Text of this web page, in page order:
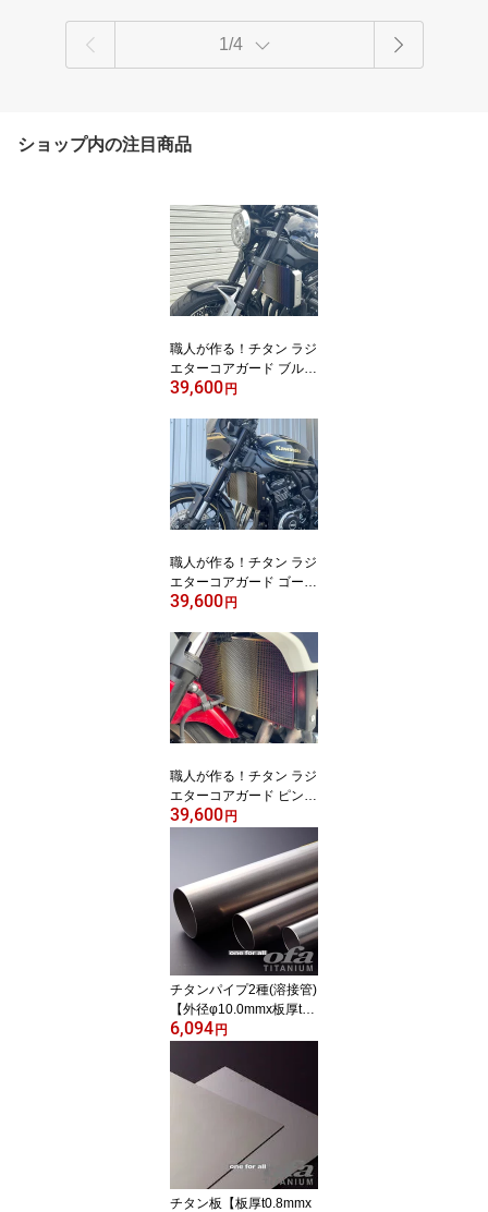
1/4
ショップ内の注目商品
職人が作る！チタン ラジ
エターコアガード ブルー
グラデーション【KAWA
00RS CAFÉ】
39,600 円
職人が作る！チタン ラジ
エターコアガード ゴール
ドグラデーション【KAW
900RS CAFÉ】
39,600 円
職人が作る！チタン ラジ
エターコアガード ピンク
グラデーション【 HOND
1300SB(2005-)】
39,600 円
チタンパイプ2種(溶接管)
【外径φ10.0mmx板厚t1.
0mmx長さ1000mm】
6,094 円
チタン板【板厚t0.8mmx